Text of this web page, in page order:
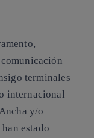
terminales
internacional
y/o
estado